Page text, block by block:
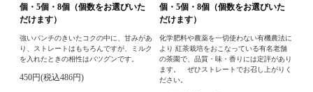
個・5個・8個（個数をお選びいた
だけます）
強いパンチのきいたコクの中に、甘みがあ
り、ストレートはもちろんですが、ミルク
を入れたときの相性はバツグンです。
450円(税込486円)
個・5個・8個（個数をお選びいた
だけます）
化学肥料や農薬を一切使わない有機農法に
より 紅茶栽培をおこなっている有名老舗
の茶園で、品質・味・香りには定評があり
ます。 ぜひストレートでお召し上がりく
ださい。